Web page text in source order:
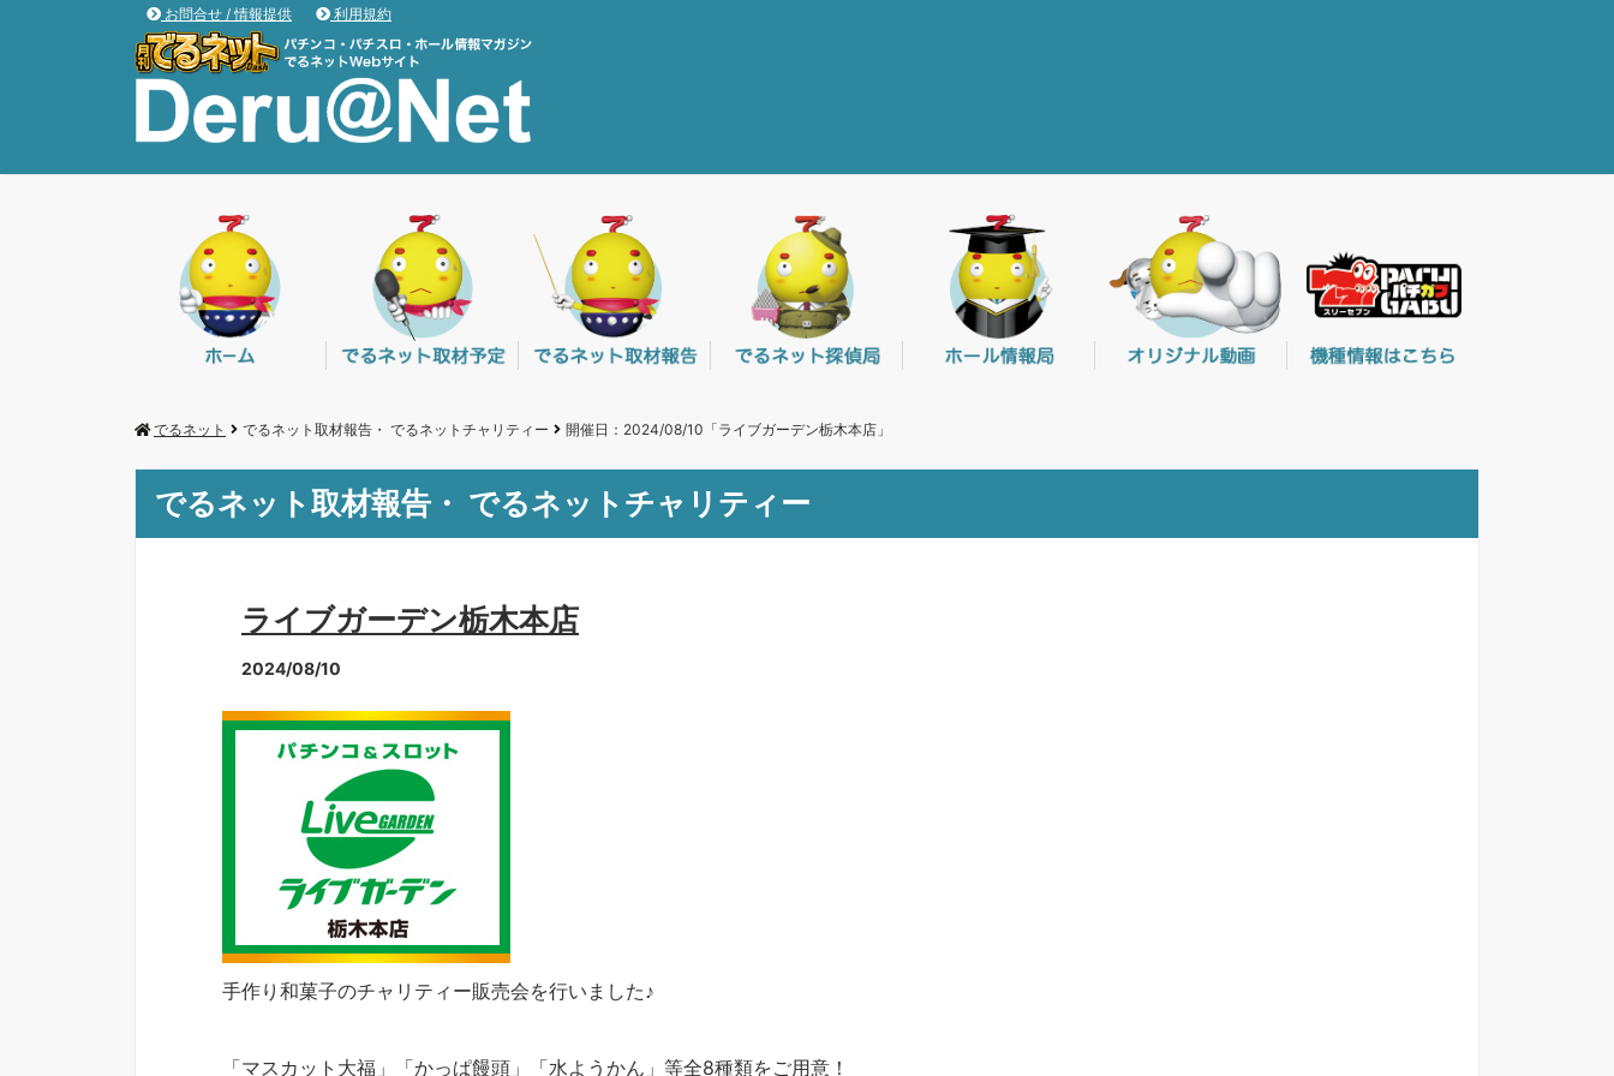
お問合せ / 情報提供 利用規約
でるネット でるネット取材報告・ でるネットチャリティー 開催日：2024/08/10「ライブガーデン栃木本店」
でるネット取材報告・ でるネットチャリティー
ライブガーデン栃木本店
2024/08/10
手作り和菓子のチャリティー販売会を行いました♪
「マスカット大福」「かっぱ饅頭」「水ようかん」等全8種類をご用意！